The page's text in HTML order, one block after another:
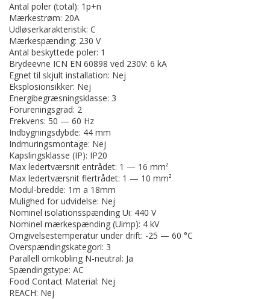
Antal poler (total): 1p+n
Mærkestrøm: 20A
Udløserkarakteristik: C
Mærkespænding: 230 V
Antal beskyttede poler: 1
Brydeevne ICN EN 60898 ved 230V: 6 kA
Egnet til skjult installation: Nej
Eksplosionsikker: Nej
Energibegræsningsklasse: 3
Forureningsgrad: 2
Frekvens: 50 — 60 Hz
Indbygningsdybde: 44 mm
Indmuringsmontage: Nej
Kapslingsklasse (IP): IP20
Max ledertværsnit entrådet: 1 — 16 mm²
Max ledertværsnit flertrådet: 1 — 10 mm²
Modul-bredde: 1m a 18mm
Mulighed for udvidelse: Nej
Nominel isolationsspænding Ui: 440 V
Nominel mærkespænding (Uimp): 4 kV
Omgivelsestemperatur under drift: -25 — 60 °C
Overspændingskategori: 3
Parallell omkobling N-neutral: Ja
Spændingstype: AC
Food Contact Material: Nej
REACH: Nej